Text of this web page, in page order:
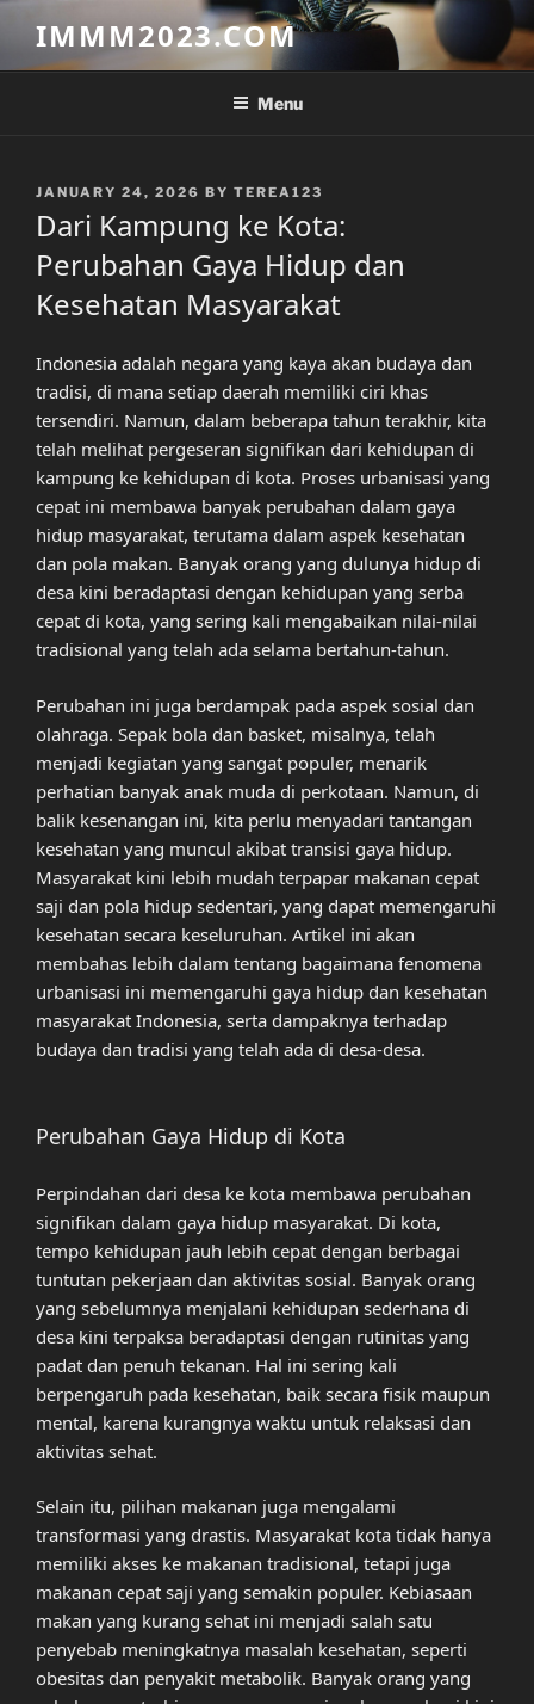
content
IMMM2023.COM
Menu
POSTED
JANUARY 24, 2026 BY TEREA123
Dari Kampung ke Kota:
Perubahan Gaya Hidup dan
Kesehatan Masyarakat
Indonesia adalah negara yang kaya akan budaya dan
tradisi, di mana setiap daerah memiliki ciri khas
tersendiri. Namun, dalam beberapa tahun terakhir, kita
telah melihat pergeseran signifikan dari kehidupan di
kampung ke kehidupan di kota. Proses urbanisasi yang
cepat ini membawa banyak perubahan dalam gaya
hidup masyarakat, terutama dalam aspek kesehatan
dan pola makan. Banyak orang yang dulunya hidup di
desa kini beradaptasi dengan kehidupan yang serba
cepat di kota, yang sering kali mengabaikan nilai-nilai
tradisional yang telah ada selama bertahun-tahun.
Perubahan ini juga berdampak pada aspek sosial dan
olahraga. Sepak bola dan basket, misalnya, telah
menjadi kegiatan yang sangat populer, menarik
perhatian banyak anak muda di perkotaan. Namun, di
balik kesenangan ini, kita perlu menyadari tantangan
kesehatan yang muncul akibat transisi gaya hidup.
Masyarakat kini lebih mudah terpapar makanan cepat
saji dan pola hidup sedentari, yang dapat memengaruhi
kesehatan secara keseluruhan. Artikel ini akan
membahas lebih dalam tentang bagaimana fenomena
urbanisasi ini memengaruhi gaya hidup dan kesehatan
masyarakat Indonesia, serta dampaknya terhadap
budaya dan tradisi yang telah ada di desa-desa.
Perubahan Gaya Hidup di Kota
Perpindahan dari desa ke kota membawa perubahan
signifikan dalam gaya hidup masyarakat. Di kota,
tempo kehidupan jauh lebih cepat dengan berbagai
tuntutan pekerjaan dan aktivitas sosial. Banyak orang
yang sebelumnya menjalani kehidupan sederhana di
desa kini terpaksa beradaptasi dengan rutinitas yang
padat dan penuh tekanan. Hal ini sering kali
berpengaruh pada kesehatan, baik secara fisik maupun
mental, karena kurangnya waktu untuk relaksasi dan
aktivitas sehat.
Selain itu, pilihan makanan juga mengalami
transformasi yang drastis. Masyarakat kota tidak hanya
memiliki akses ke makanan tradisional, tetapi juga
makanan cepat saji yang semakin populer. Kebiasaan
makan yang kurang sehat ini menjadi salah satu
penyebab meningkatnya masalah kesehatan, seperti
obesitas dan penyakit metabolik. Banyak orang yang